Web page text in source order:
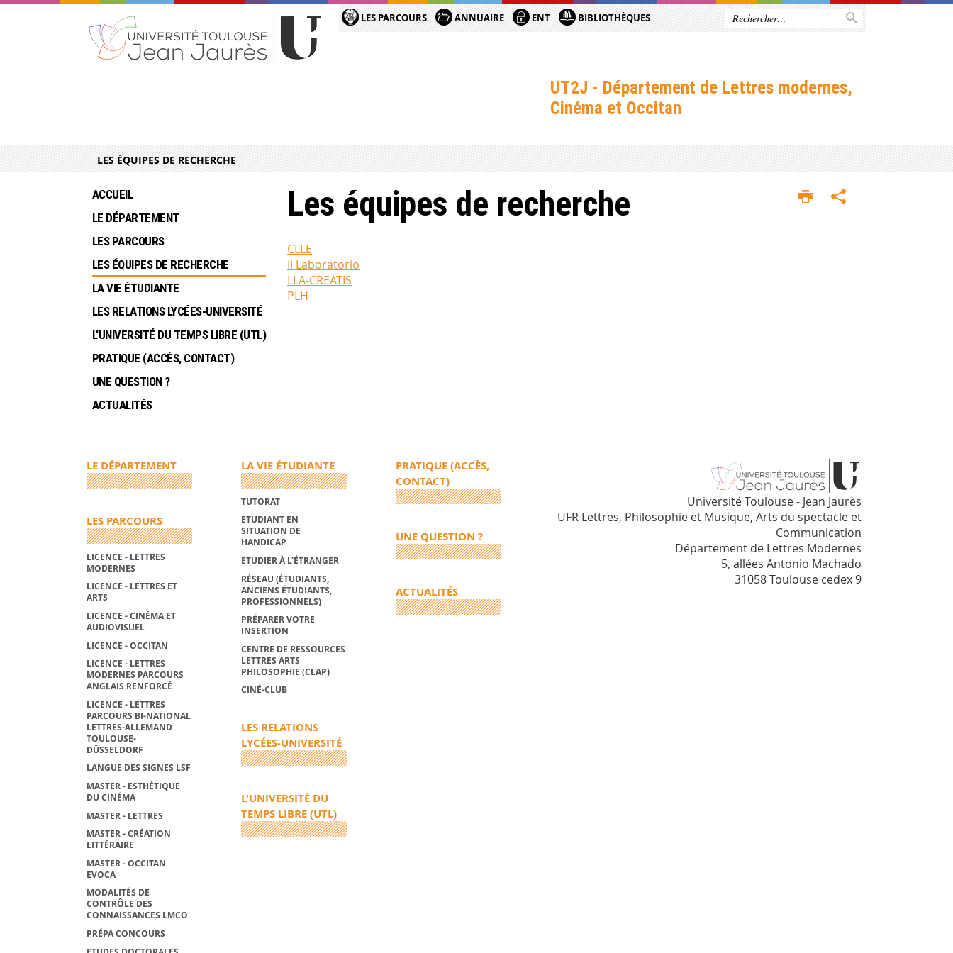
LES PARCOURS ANNUAIRE ENT BIBLIOTHÈQUES
UT2J - Département de Lettres modernes,
Cinéma et Occitan
LES ÉQUIPES DE RECHERCHE
Les équipes de recherche
CLLE
Il Laboratorio
LLA-CREATIS
PLH
ACCUEIL
LE DÉPARTEMENT
LES PARCOURS
LES ÉQUIPES DE RECHERCHE
LA VIE ÉTUDIANTE
LES RELATIONS LYCÉES-UNIVERSITÉ
L'UNIVERSITÉ DU TEMPS LIBRE (UTL)
PRATIQUE (ACCÈS, CONTACT)
UNE QUESTION ?
ACTUALITÉS
LE DÉPARTEMENT
LES PARCOURS
LICENCE - LETTRES
MODERNES
LICENCE - LETTRES ET
ARTS
LICENCE - CINÉMA ET
AUDIOVISUEL
LICENCE - OCCITAN
LICENCE - LETTRES
MODERNES PARCOURS
ANGLAIS RENFORCÉ
LICENCE - LETTRES
PARCOURS BI-NATIONAL
LETTRES-ALLEMAND
TOULOUSE-
DÜSSELDORF
LANGUE DES SIGNES LSF
MASTER - ESTHÉTIQUE
DU CINÉMA
MASTER - LETTRES
MASTER - CRÉATION
LITTÉRAIRE
MASTER - OCCITAN
EVOCA
MODALITÉS DE
CONTRÔLE DES
CONNAISSANCES LMCO
PRÉPA CONCOURS
LA VIE ÉTUDIANTE
TUTORAT
ETUDIANT EN
SITUATION DE
HANDICAP
ETUDIER À L'ÉTRANGER
RÉSEAU (ÉTUDIANTS,
ANCIENS ÉTUDIANTS,
PROFESSIONNELS)
PRÉPARER VOTRE
INSERTION
CENTRE DE RESSOURCES
LETTRES ARTS
PHILOSOPHIE (CLAP)
CINÉ-CLUB
LES RELATIONS
LYCÉES-UNIVERSITÉ
L'UNIVERSITÉ DU
TEMPS LIBRE (UTL)
PRATIQUE (ACCÈS,
CONTACT)
UNE QUESTION ?
ACTUALITÉS
Université Toulouse - Jean Jaurès
UFR Lettres, Philosophie et Musique, Arts du spectacle et
Communication
Département de Lettres Modernes
5, allées Antonio Machado
31058 Toulouse cedex 9